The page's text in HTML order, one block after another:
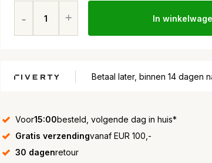
In
Betaal later, binnen 14 dagen
Voor15:00besteld, volgende dag in huis*
Gratis verzendingvanaf EUR 100,-
30 dagenretour